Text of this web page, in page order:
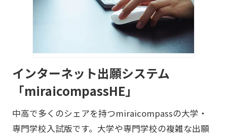
インターネット出願システム
「miraicompassHE」
中高で多くのシェアを持つmiraicompassの大学・
専門学校入試版です。大学や専門学校の複雑な出願